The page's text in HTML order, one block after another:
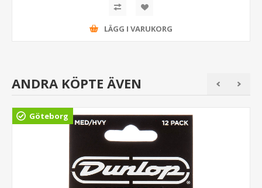
LÄGG I VARUKORG
ANDRA KÖPTE ÄVEN
Göteborg